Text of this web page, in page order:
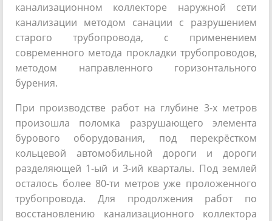
канализационном коллекторе наружной сети
канализации методом санации с разрушением
старого трубопровода, с применением
современного метода прокладки трубопроводов,
методом направленного горизонтального
бурения.
При производстве работ на глубине 3-х метров
произошла поломка разрушающего элемента
бурового оборудования, под перекрёстком
кольцевой автомобильной дороги и дороги
разделяющей 1-ый и 3-ий кварталы. Под землей
осталось более 80-ти метров уже проложенного
трубопровода. Для продолжения работ по
восстановлению канализационного коллектора